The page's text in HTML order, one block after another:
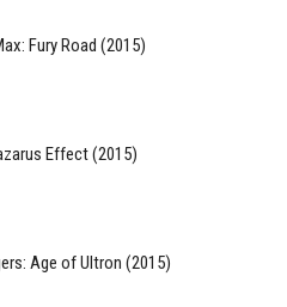
Fury Road (2015)
Effect (2015)
Age of Ultron (2015)